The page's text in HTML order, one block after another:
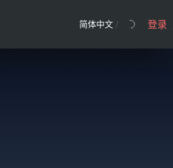
简体中文 / 登录